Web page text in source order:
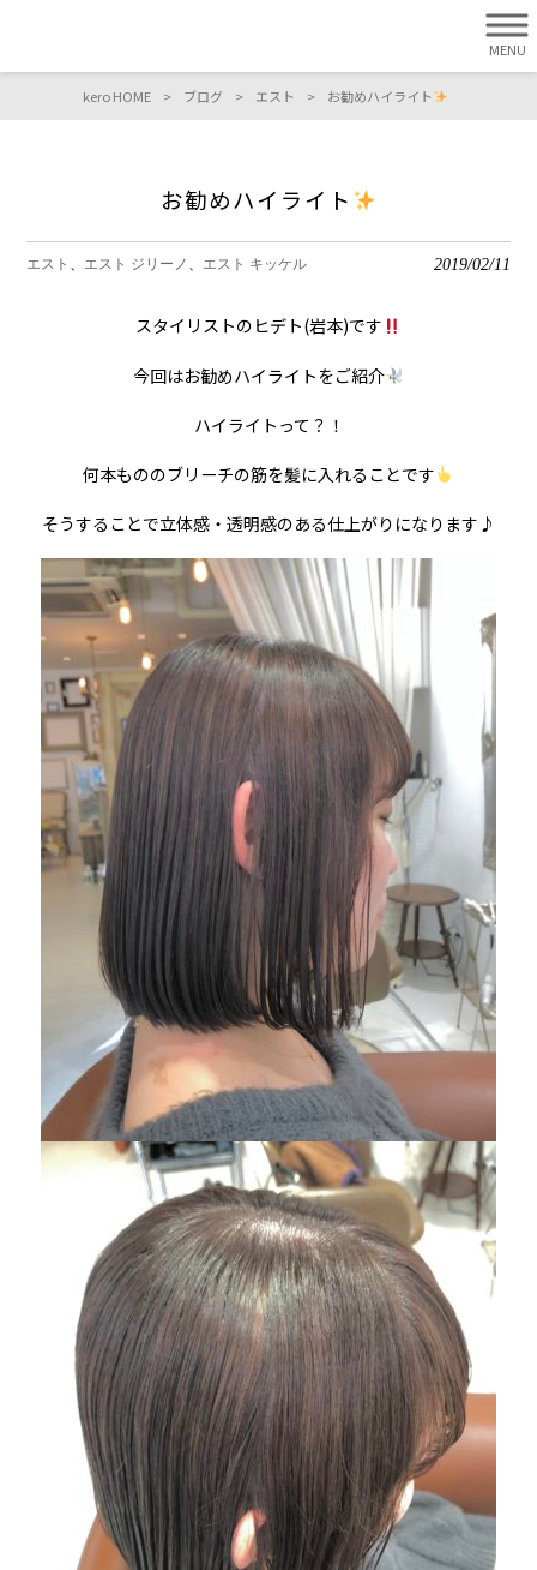
MENU
kero HOME > ブログ > エスト > お勧めハイライト
お勧めハイライト
エスト エスト ジリーノ エスト キッケル 2019/02/11
スタイリストのヒデト(岩本)です
今回はお勧めハイライトをご紹介
ハイライトって？！
何本もののブリーチの筋を髪に入れることです
そうすることで立体感・透明感のある仕上がりになります♪